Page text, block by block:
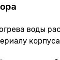
воды